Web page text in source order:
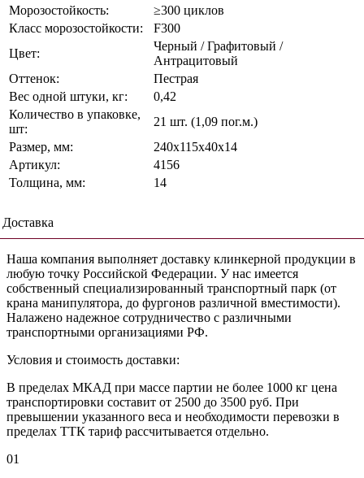
Морозостойкость:
≥300 циклов
Класс морозостойкости:
F300
Цвет:
Черный / Графитовый /
Антрацитовый
Оттенок:
Пестрая
Вес одной штуки, кг:
0,42
Количество в упаковке,
шт:
21 шт. (1,09 пог.м.)
Размер, мм:
240х115х40х14
Артикул:
4156
Толщина, мм:
14
Доставка
Наша компания выполняет доставку клинкерной продукции в
любую точку Российской Федерации. У нас имеется
собственный специализированный транспортный парк (от
крана манипулятора, до фургонов различной вместимости).
Налажено надежное сотрудничество с различными
транспортными организациями РФ.
Условия и стоимость доставки:
В пределах МКАД при массе партии не более 1000 кг цена
транспортировки составит от 2500 до 3500 руб. При
превышении указанного веса и необходимости перевозки в
пределах ТТК тариф рассчитывается отдельно.
01